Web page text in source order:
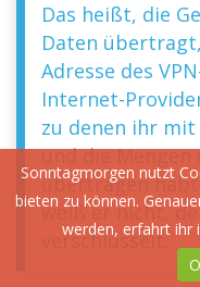
Das heißt, die
Daten
Adresse des
Internet-
zu denen ihr
und die
übertragen
weiß er nicht,
verschlüsselt.
Sonntagmorgen nutzt
bieten zu können.
werden, erfahrt ihr